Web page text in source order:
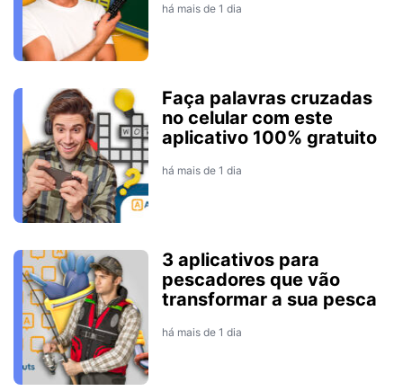
há mais de 1 dia
Faça palavras cruzadas
no celular com este
aplicativo 100% gratuito
há mais de 1 dia
3 aplicativos para
pescadores que vão
transformar a sua pesca
há mais de 1 dia